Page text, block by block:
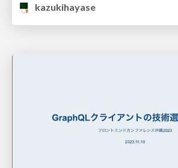
kazukihayase